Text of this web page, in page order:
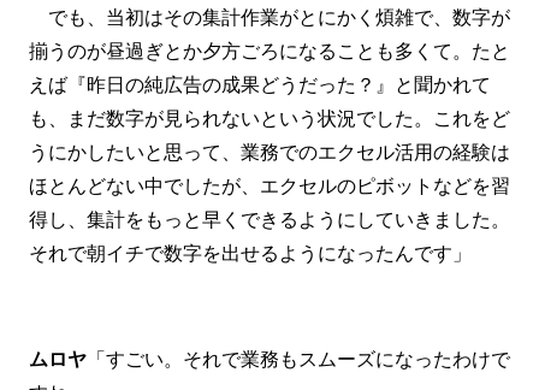
でも、当初はその集計作業がとにかく煩雑で、数字が
揃うのが昼過ぎとか夕方ごろになることも多くて。たと
えば『昨日の純広告の成果どうだった？』と聞かれて
も、まだ数字が見られないという状況でした。これをど
うにかしたいと思って、業務でのエクセル活用の経験は
ほとんどない中でしたが、エクセルのピボットなどを習
得し、集計をもっと早くできるようにしていきました。
それで朝イチで数字を出せるようになったんです」
ムロヤ 「すごい。それで業務もスムーズになったわけで